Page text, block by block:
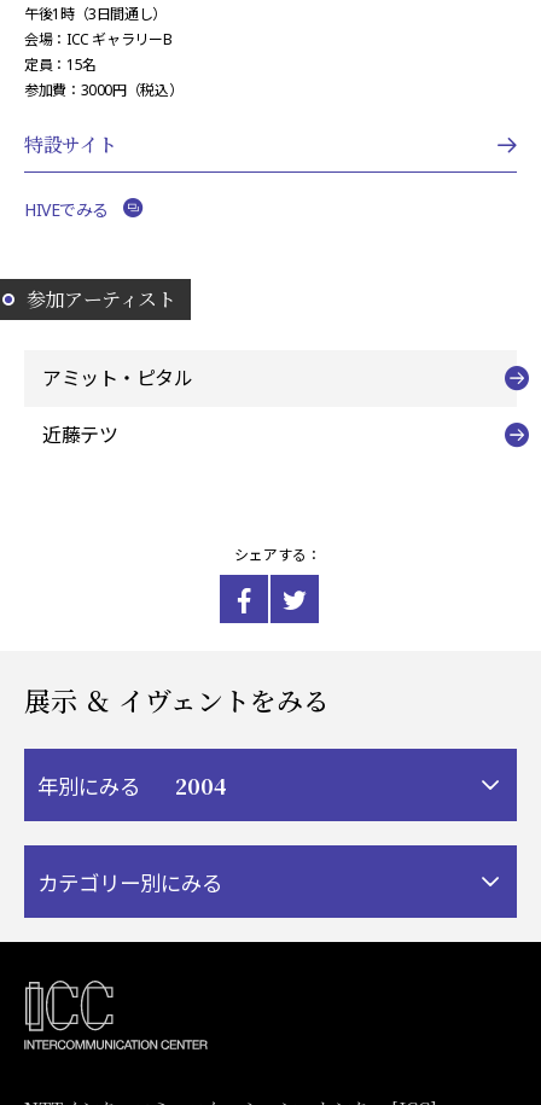
午後1時（3日間通し）
会場：ICC ギャラリーB
定員：15名
参加費：3000円（税込）
特設サイト
HIVEでみる
参加アーティスト
アミット・ピタル
近藤テツ
シェアする：
展示 ＆ イヴェントをみる
年別にみる 2004
カテゴリー別にみる